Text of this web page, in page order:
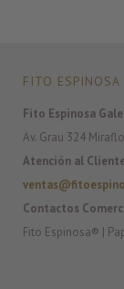
FITO ESPINOSA
Fito Espinosa
Av. Grau 324
Atención al Cliente
Contactos
Fito Espinosa® |